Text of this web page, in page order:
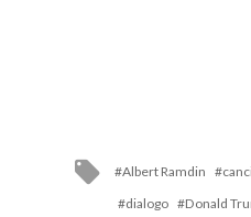
Tagged
Albert Ramdin
dialogo
Donald